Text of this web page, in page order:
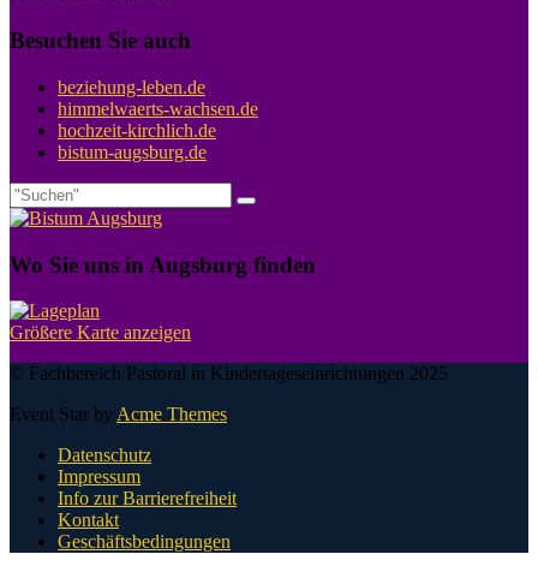
Besuchen Sie auch
beziehung-leben.de
himmelwaerts-wachsen.de
hochzeit-kirchlich.de
bistum-augsburg.de
Wo Sie uns in Augsburg finden
Größere Karte anzeigen
© Fachbereich Pastoral in Kindertageseinrichtungen 2025
Event Star by Acme Themes
Datenschutz
Impressum
Info zur Barrierefreiheit
Kontakt
Geschäftsbedingungen